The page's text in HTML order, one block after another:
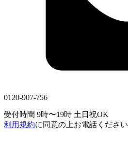
0120-907-756
受付時間 9時〜19時 土日祝OK
利用規約に同意の上お電話ください